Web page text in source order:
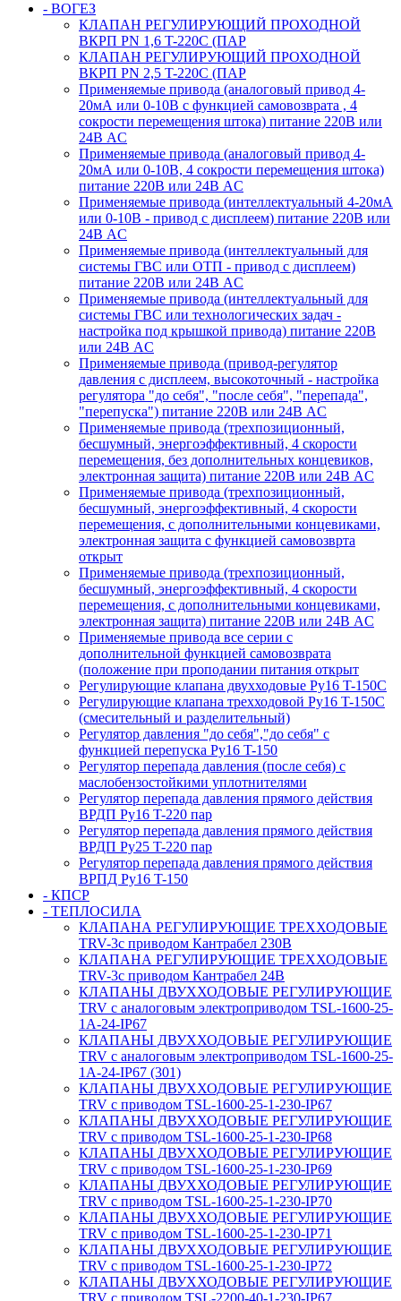
- ВОГЕЗ
КЛАПАН РЕГУЛИРУЮЩИЙ ПРОХОДНОЙ
ВКРП PN 1,6 T-220C (ПАР
КЛАПАН РЕГУЛИРУЮЩИЙ ПРОХОДНОЙ
ВКРП PN 2,5 T-220C (ПАР
Применяемые привода (аналоговый привод 4-
20мА или 0-10В с функцией самовозврата , 4
сокрости перемещения штока) питание 220В или
24В AC
Применяемые привода (аналоговый привод 4-
20мА или 0-10В, 4 сокрости перемещения штока)
питание 220В или 24В AC
Применяемые привода (интеллектуальный 4-20мА
или 0-10В - привод с дисплеем) питание 220В или
24В AC
Применяемые привода (интеллектуальный для
системы ГВС или ОТП - привод с дисплеем)
питание 220В или 24В AC
Применяемые привода (интеллектуальный для
системы ГВС или технологических задач -
настройка под крышкой привода) питание 220В
или 24В AC
Применяемые привода (привод-регулятор
давления с дисплеем, высокоточный - настройка
регулятора "до себя", "после себя", "перепада",
"перепуска") питание 220В или 24В AC
Применяемые привода (трехпозиционный,
бесшумный, энергоэффективный, 4 скорости
перемещения, без дополнительных концевиков,
электронная защита) питание 220В или 24В AC
Применяемые привода (трехпозиционный,
бесшумный, энергоэффективный, 4 скорости
перемещения, с дополнительными концевиками,
электронная защита с функцией самовозврта
открыт
Применяемые привода (трехпозиционный,
бесшумный, энергоэффективный, 4 скорости
перемещения, с дополнительными концевиками,
электронная защита) питание 220В или 24В AC
Применяемые привода все серии с
дополнительной функцией самовозврата
(положение при проподании питания открыт
Регулирующие клапана двухходовые Ру16 T-150С
Регулирующие клапана трехходовой Ру16 T-150С
(смесительный и разделительный)
Регулятор давления "до себя","до себя" с
функцией перепуска Ру16 T-150
Регулятор перепада давления (после себя) c
маслобензостойкими уплотнителями
Регулятор перепада давления прямого действия
ВРДП Ру16 T-220 пар
Регулятор перепада давления прямого действия
ВРДП Ру25 T-220 пар
Регулятор перепада давления прямого действия
ВРПД Ру16 T-150
- КПСР
- ТЕПЛОСИЛА
КЛАПАНА РЕГУЛИРУЮЩИЕ ТРЕХХОДОВЫЕ
TRV-3с приводом Кантрабел 230B
КЛАПАНА РЕГУЛИРУЮЩИЕ ТРЕХХОДОВЫЕ
TRV-3с приводом Кантрабел 24B
КЛАПАНЫ ДВУХХОДОВЫЕ РЕГУЛИРУЮЩИЕ
TRV с аналоговым электроприводом TSL-1600-25-
1А-24-IP67
КЛАПАНЫ ДВУХХОДОВЫЕ РЕГУЛИРУЮЩИЕ
TRV с аналоговым электроприводом TSL-1600-25-
1А-24-IP67 (301)
КЛАПАНЫ ДВУХХОДОВЫЕ РЕГУЛИРУЮЩИЕ
TRV с приводом TSL-1600-25-1-230-IP67
КЛАПАНЫ ДВУХХОДОВЫЕ РЕГУЛИРУЮЩИЕ
TRV с приводом TSL-1600-25-1-230-IP68
КЛАПАНЫ ДВУХХОДОВЫЕ РЕГУЛИРУЮЩИЕ
TRV с приводом TSL-1600-25-1-230-IP69
КЛАПАНЫ ДВУХХОДОВЫЕ РЕГУЛИРУЮЩИЕ
TRV с приводом TSL-1600-25-1-230-IP70
КЛАПАНЫ ДВУХХОДОВЫЕ РЕГУЛИРУЮЩИЕ
TRV с приводом TSL-1600-25-1-230-IP71
КЛАПАНЫ ДВУХХОДОВЫЕ РЕГУЛИРУЮЩИЕ
TRV с приводом TSL-1600-25-1-230-IP72
КЛАПАНЫ ДВУХХОДОВЫЕ РЕГУЛИРУЮЩИЕ
TRV с приводом TSL-2200-40-1-230-IP67